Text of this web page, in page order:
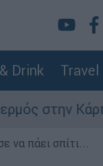
Drink Travel
Βρέθηκαν
να πάει σπίτι...